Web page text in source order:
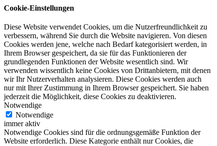
Cookie-Einstellungen
Diese Website verwendet Cookies, um die Nutzerfreundlichkeit zu
verbessern, während Sie durch die Website navigieren. Von diesen
Cookies werden jene, welche nach Bedarf kategorisiert werden, in
Ihrem Browser gespeichert, da sie für das Funktionieren der
grundlegenden Funktionen der Website wesentlich sind. Wir
verwenden wissentlich keine Cookies von Drittanbietern, mit denen
wir Ihr Nutzerverhalten analysieren. Diese Cookies werden auch
nur mit Ihrer Zustimmung in Ihrem Browser gespeichert. Sie haben
jederzeit die Möglichkeit, diese Cookies zu deaktivieren.
Notwendige
Notwendige
immer aktiv
Notwendige Cookies sind für die ordnungsgemäße Funktion der
Website erforderlich. Diese Kategorie enthält nur Cookies, die